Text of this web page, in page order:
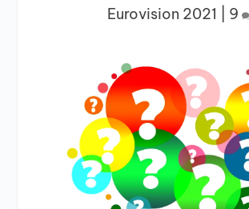
Eurovision 2021
9